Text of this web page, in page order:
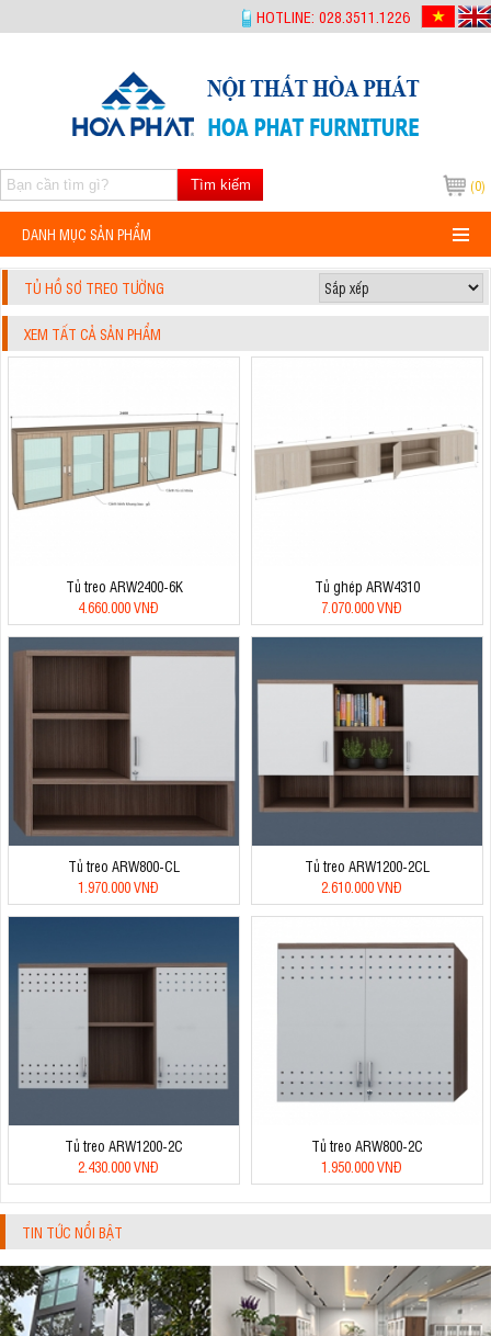
HOTLINE: 028.3511.1226
(0)
Tìm kiếm
DANH MỤC SẢN PHẨM
TỦ HỒ SƠ TREO TƯỜNG
XEM TẤT CẢ SẢN PHẨM
Tủ treo ARW2400-6K
4.660.000 VNĐ
Tủ ghép ARW4310
7.070.000 VNĐ
Tủ treo ARW800-CL
1.970.000 VNĐ
Tủ treo ARW1200-2CL
2.610.000 VNĐ
Tủ treo ARW1200-2C
2.430.000 VNĐ
Tủ treo ARW800-2C
1.950.000 VNĐ
TIN TỨC NỔI BẬT